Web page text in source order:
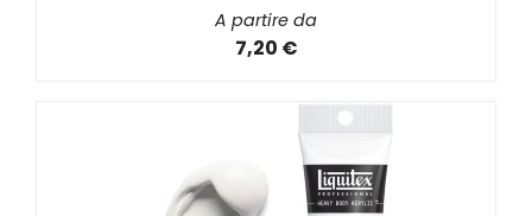
A partire da
7,20 €